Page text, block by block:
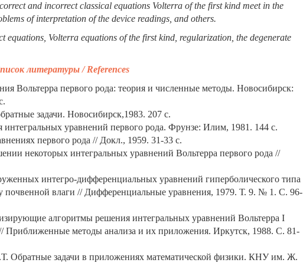
and incorrect classical equations Volterra of the first kind meet in the
of interpretation of the device readings, and others.
equations, Volterra equations of the first kind, regularization, the degenerate
литературы / References
Вольтерра первого рода: теория и численные методы. Новосибирск:
задачи. Новосибирск,1983. 207 с.
уравнений первого рода. Фрунзе: Илим, 1981. 144 с.
первого рода // Докл., 1959. 31-33 с.
некоторых интегральных уравнений Вольтерра первого рода //
интегро-дифференциальных уравнений гиперболического типа
почвенной влаги // Дифференциальные уравнения, 1979. Т. 9. № 1. C. 96-
алгоритмы решения интегральных уравнений Вольтерра I
методы анализа и их приложения. Иркутск, 1988. С. 81-
задачи в приложениях математической физики. КНУ им. Ж.